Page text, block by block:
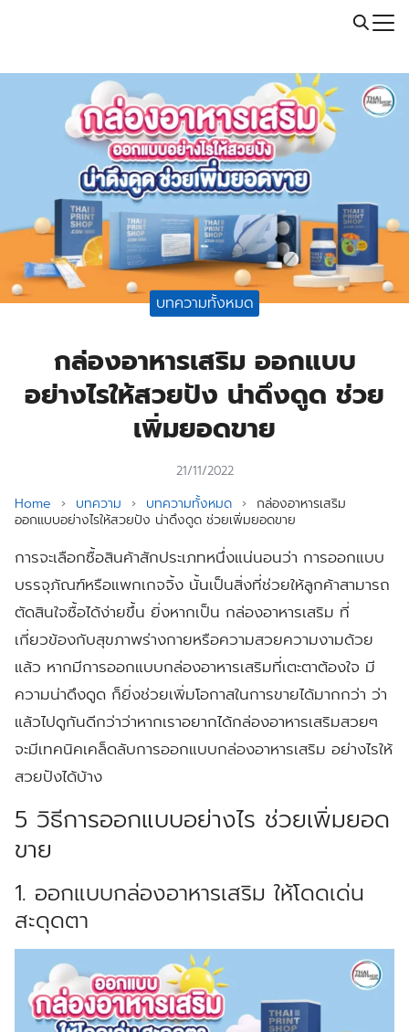
Call: 064-246-5614 | Line: @thaiprintshop
for:
บทความทั้งหมด
กล่องอาหารเสริม ออกแบบ
อย่างไรให้สวยปัง น่าดึงดูด ช่วย
เพิ่มยอดขาย
21/11/2022
Home › บทความ › บทความทั้งหมด › กล่องอาหารเสริม
ออกแบบอย่างไรให้สวยปัง น่าดึงดูด ช่วยเพิ่มยอดขาย
การจะเลือกซื้อสินค้าสักประเภทหนึ่งแน่นอนว่า การออกแบบ
บรรจุภัณฑ์หรือแพกเกจจิ้ง นั้นเป็นสิ่งที่ช่วยให้ลูกค้าสามารถ
ตัดสินใจซื้อได้ง่ายขึ้น ยิ่งหากเป็น กล่องอาหารเสริม ที่
เกี่ยวข้องกับสุขภาพร่างกายหรือความสวยความงามด้วย
แล้ว หากมีการออกแบบกล่องอาหารเสริมที่เตะตาต้องใจ มี
ความน่าดึงดูด ก็ยิ่งช่วยเพิ่มโอกาสในการขายได้มากกว่า ว่า
แล้วไปดูกันดีกว่าว่าหากเราอยากได้กล่องอาหารเสริมสวยๆ
จะมีเทคนิคเคล็ดลับการออกแบบกล่องอาหารเสริม อย่างไรให้
สวยปังได้บ้าง
5 วิธีการออกแบบอย่างไร ช่วยเพิ่มยอด
ขาย
1. ออกแบบกล่องอาหารเสริม ให้โดดเด่น
สะดุดตา